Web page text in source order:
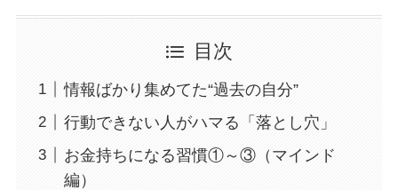
目次
情報ばかり集めてた“過去の自分”
行動できない人がハマる「落とし穴」
お金持ちになる習慣①～③（マインド
編）